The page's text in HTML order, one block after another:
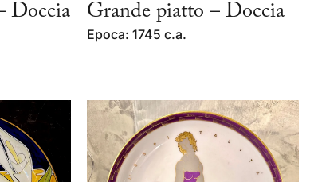
Doccia Grande piatto – Doccia
Epoca: 1745 c.a.